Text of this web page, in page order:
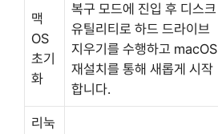
맥
OS
초기
화
복구 모드에 진입 후 디스크
유틸리티로 하드 드라이브
지우기를 수행하고 macOS
재설치를 통해 새롭게 시작
합니다.
리눅